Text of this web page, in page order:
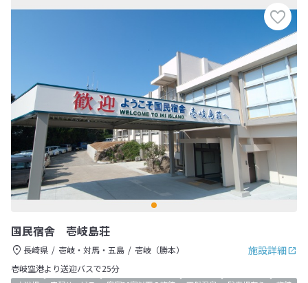
国民宿舎 壱岐島荘
施設詳細
長崎県 壱岐・対馬・五島
壱岐（勝本）
壱岐空港より送迎バスで25分